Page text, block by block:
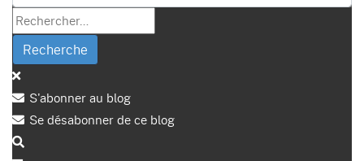
Recherche
S'abonner au blog
Se désabonner de ce blog